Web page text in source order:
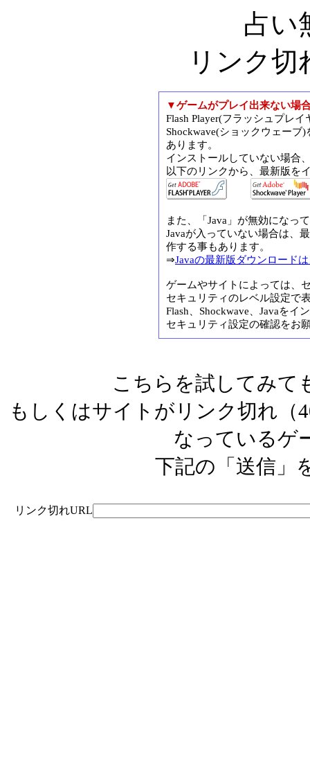
占い
リンク切
▼ゲームがプレイ出来ない場
Flash Player(フラッシュプレイ
Shockwave(ショックウェーブ
あります。
インストールしていない場合
以下のリンクから、最新版を
また、「Java」が無効になっ
Javaが入っていない場合は、
作する事もあります。
⇒Javaの最新版ダウンロード
ゲームやサイトによっては、
セキュリティのレベル設定で
Flash、Shockwave、Javaをイ
セキュリティ設定の確認をお
こちらを試してみて
もしくはサイトがリンク切れ（
なっているゲ
下記の「送信」
リンク切れURL